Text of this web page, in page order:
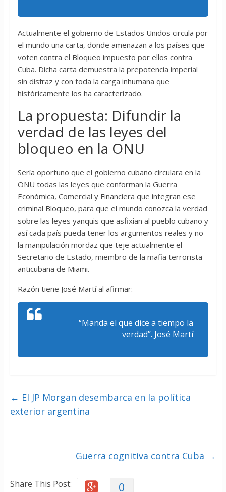
Actualmente el gobierno de Estados Unidos circula por
el mundo una carta, donde amenazan a los países que
voten contra el Bloqueo impuesto por ellos contra
Cuba. Dicha carta demuestra la prepotencia imperial
sin disfraz y con toda la carga inhumana que
históricamente los ha caracterizado.
La propuesta: Difundir la
verdad de las leyes del
bloqueo en la ONU
Sería oportuno que el gobierno cubano circulara en la
ONU todas las leyes que conforman la Guerra
Económica, Comercial y Financiera que integran ese
criminal Bloqueo, para que el mundo conozca la verdad
sobre las leyes yanquis que asfixian al pueblo cubano y
así cada país pueda tener los argumentos reales y no
la manipulación mordaz que teje actualmente el
Secretario de Estado, miembro de la mafia terrorista
anticubana de Miami.
Razón tiene José Martí al afirmar:
“Manda el que dice a tiempo la
verdad”. José Martí
← El JP Morgan desembarca en la política
exterior argentina
Guerra cognitiva contra Cuba →
Share This Post: 0